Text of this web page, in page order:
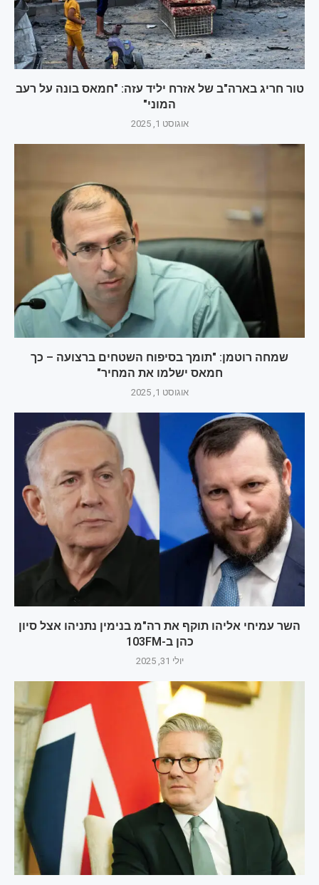
טור חריג בארה"ב של אזרח יליד עזה: "חמאס בונה על רעב
המוני"
אוגוסט 1, 2025
שמחה רוטמן: "תומך בסיפוח השטחים ברצועה – כך
חמאס ישלמו את המחיר"
אוגוסט 1, 2025
השר עמיחי אליהו תוקף את רה"מ בנימין נתניהו אצל סיון
כהן ב-103FM
יולי 31, 2025